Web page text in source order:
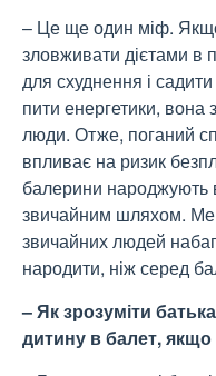
– Це ще один міф.
зловживати дієтами в
для схуднення і
пити енергетики, вона
люди. Отже, поганий
впливає на ризик
балерини народжують
звичайним шляхом.
звичайних людей
народити, ніж серед
– Як зрозуміти
дитину в балет,